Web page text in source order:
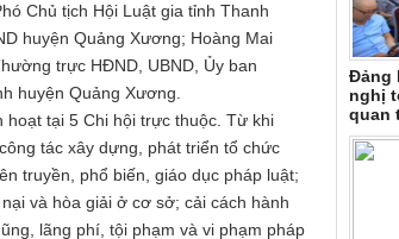
Chủ tịch Hội Luật gia tỉnh Thanh
huyện Quảng Xương; Hoàng Mai
trực HĐND, UBND, Ủy ban
huyện Quảng Xương.
hoạt tại 5 Chi hội trực thuộc. Từ khi
tác xây dựng, phát triển tổ chức
truyền, phổ biến, giáo dục pháp luật;
và hòa giải ở cơ sở; cải cách hành
lãng phí, tội phạm và vi phạm pháp
Đảng
nghị
quan